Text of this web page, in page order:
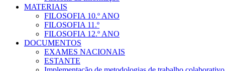
MATERIAIS
FILOSOFIA 10.º ANO
FILOSOFIA 11.º
FILOSOFIA 12.º ANO
DOCUMENTOS
EXAMES NACIONAIS
ESTANTE